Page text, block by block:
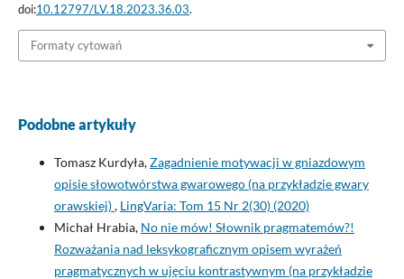
doi:10.12797/LV.18.2023.36.03.
Formaty cytowań
Podobne artykuły
Tomasz Kurdyła,Zagadnienie motywacji w gniazdowym
opisie słowotwórstwa gwarowego (na przykładzie gwary
orawskiej), LingVaria: Tom 15 Nr 2(30) (2020)
Michał Hrabia, No nie mów! Słownik pragmatemów?!
Rozważania nad leksykograficznym opisem wyrażeń
pragmatycznych w ujęciu kontrastywnym (na przykładzie